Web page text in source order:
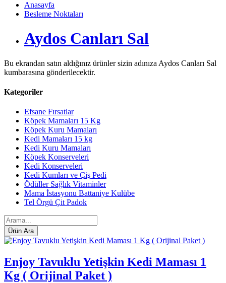
Anasayfa
Besleme Noktaları
Aydos Canları Sal
Bu ekrandan satın aldığınız ürünler sizin adınıza Aydos Canları Sal
kumbarasına gönderilecektir.
Kategoriler
Efsane Fırsatlar
Köpek Mamaları 15 Kg
Köpek Kuru Mamaları
Kedi Mamaları 15 kg
Kedi Kuru Mamaları
Köpek Konserveleri
Kedi Konserveleri
Kedi Kumları ve Çiş Pedi
Ödüller Sağlık Vitaminler
Mama İstasyonu Battaniye Kulübe
Tel Örgü Çit Padok
Enjoy Tavuklu Yetişkin Kedi Maması 1
Kg ( Orijinal Paket )